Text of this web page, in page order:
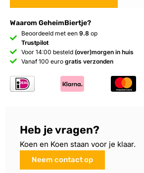
Waarom GeheimBiertje?
Beoordeeld met een 9.8 op
Trustpilot
Voor 14:00 besteld (over)morgen in huis
Vanaf 100 euro gratis verzonden
Heb je vragen?
Koen en Koen staan voor je klaar.
Neem contact op